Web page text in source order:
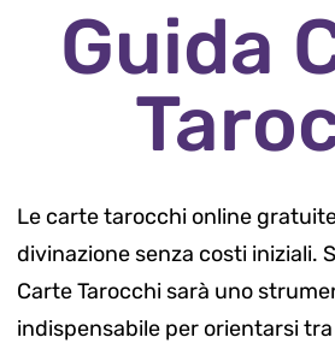
Guida
Le carte tarocchi online
divinazione senza costi iniziali.
Carte Tarocchi sarà uno
indispensabile per orientarsi